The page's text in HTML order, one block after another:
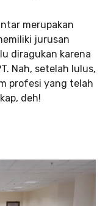
merupakan
jurusan
diragukan karena
Nah, setelah lulus,
profesi yang telah
deh!